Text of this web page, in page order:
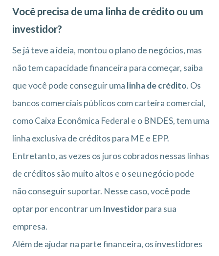
Você precisa de uma linha de crédito ou um
investidor?
Se já teve a ideia, montou o plano de negócios, mas
não tem capacidade financeira para começar, saiba
que você pode conseguir uma linha de crédito. Os
bancos comerciais públicos com carteira comercial,
como Caixa Econômica Federal e o BNDES, tem uma
linha exclusiva de créditos para ME e EPP.
Entretanto, as vezes os juros cobrados nessas linhas
de créditos são muito altos e o seu negócio pode
não conseguir suportar. Nesse caso, você pode
optar por encontrar um Investidorpara sua
empresa.
Além de ajudar na parte financeira, os investidores